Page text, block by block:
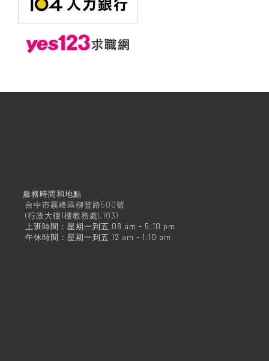
服務時間和地點
台中市霧峰區柳豐路500號
(行政大樓1樓教務處L103)
上班時間：星期一到五 08 am - 5:10 pm
午休時間：星期一到五 12 am - 1:10 pm